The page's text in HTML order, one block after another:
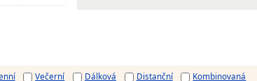
Večerní Dálková Distanční Kombinovaná